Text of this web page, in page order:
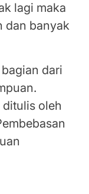
lagi maka
dan banyak
dari
oleh